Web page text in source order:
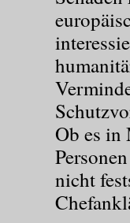
Ob es in
nicht